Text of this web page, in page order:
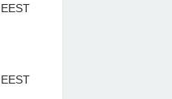
EEST
EEST